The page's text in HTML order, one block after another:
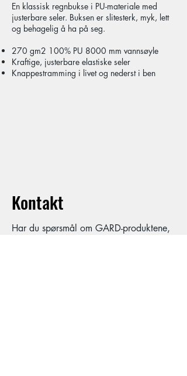
En klassisk regnbukse i PU-materiale med
justerbare seler. Buksen er slitesterk, myk, lett
og behagelig å ha på seg.
270 gm2 100% PU 8000 mm vannsøyle
Kraftige, justerbare elastiske seler
Knappestramming i livet og nederst i ben
Kontakt
Har du spørsmål om GARD-produktene,